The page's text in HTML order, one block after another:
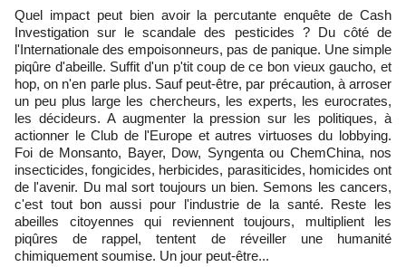
Quel impact peut bien avoir la percutante enquête de Cash
Investigation sur le scandale des pesticides ? Du côté de
l'Internationale des empoisonneurs, pas de panique. Une simple
piqûre d'abeille. Suffit d'un p'tit coup de ce bon vieux gaucho, et
hop, on n'en parle plus. Sauf peut-être, par précaution, à arroser
un peu plus large les chercheurs, les experts, les eurocrates,
les décideurs. A augmenter la pression sur les politiques, à
actionner le Club de l'Europe et autres virtuoses du lobbying.
Foi de Monsanto, Bayer, Dow, Syngenta ou ChemChina, nos
insecticides, fongicides, herbicides, parasiticides, homicides ont
de l'avenir. Du mal sort toujours un bien. Semons les cancers,
c'est tout bon aussi pour l'industrie de la santé. Reste les
abeilles citoyennes qui reviennent toujours, multiplient les
piqûres de rappel, tentent de réveiller une humanité
chimiquement soumise. Un jour peut-être...